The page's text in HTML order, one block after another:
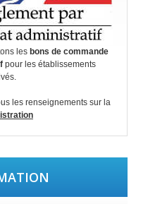
les bons de commande
pour les établissements
les renseignements sur la